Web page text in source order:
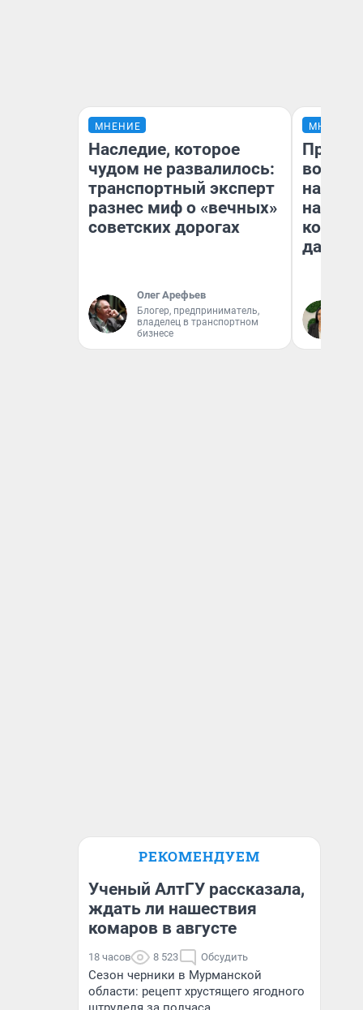
МНЕНИЕ
Наследие, которое
чудом не развалилось:
транспортный эксперт
разнес миф о «вечных»
советских дорогах
Олег Арефьев
Блогер, предприниматель,
владелец в транспортном
бизнесе
МНЕНИЕ
нам
даже
РЕКОМЕНДУЕМ
Ученый АлтГУ рассказала,
ждать ли нашествия
комаров в августе
18 часов 8 523 Обсудить
Сезон черники в Мурманской
области: рецепт хрустящего ягодного